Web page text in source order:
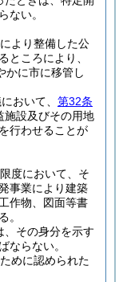
ない。
より整備した公
ところにより、
かに市に移管し
おいて、 第32条
施設及びその用地
行わせることが
度において、そ
事業により建築
作物、図面等書
。
、その身分を示す
ならない。
めに認められた